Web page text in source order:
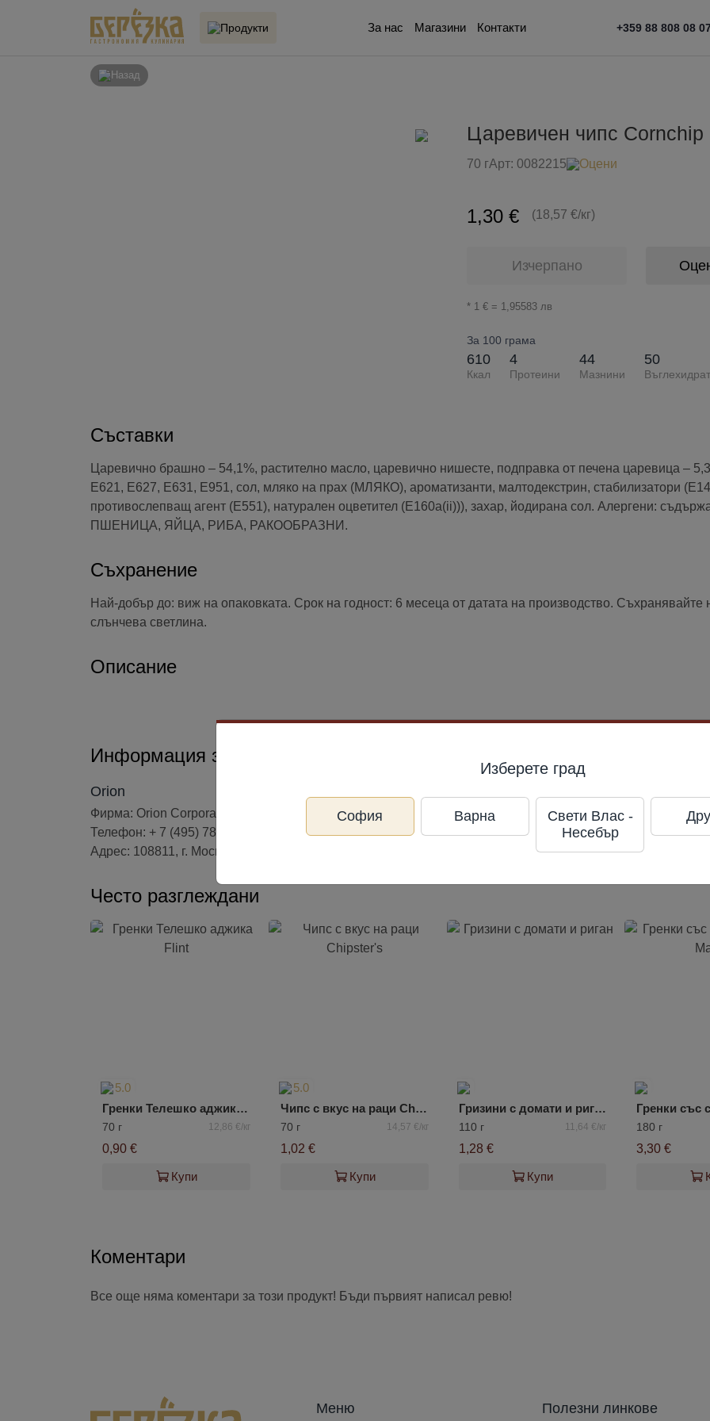
Продукти За нас Магазини Контакти +359 88 808 08
Назад
Царевичен чипс Cornchip
70 гАрт: 0082215 Оцени
1,30 € (18,57 €/кг)
Изчерпано
* 1 € = 1,95583 лв
За 100 грама
610
Ккал
4
Протеини
44
Мазнини
50
Съставки
Царевично брашно – 54,1%, растително масло, царевично нишесте, подправка от печена царевица –
E621, E627, E631, E951, сол, мляко на прах (МЛЯКО), ароматизанти, малтодекстрин, стабилизатори
противослепващ агент (E551), натурален оцветител (E160a(ii))), захар, йодирана сол. Алергени:
ПШЕНИЦА, ЯЙЦА, РИБА, РАКООБРАЗНИ.
Съхранение
Най-добър до: виж на опаковката. Срок на годност: 6 месеца от датата на производство.
слънчева светлина.
Описание
Информация за производител
Orion
Фирма: Orion Corporation
Телефон: + 7 (495) 787-99-09
Адрес: 108811, г. Москва, п. Московский, Киевское шоссе, 22-й км, домовл. 6, стр. 1
Често разглеждани
5.0
Гренки Телешко аджика Flint
70 г 12,86 €/кг
0,90 €
Купи
5.0
Чипс с вкус на раци Chipster's
70 г 14,57 €/кг
1,02 €
Купи
Гризини с домати и риган
110 г 11,64 €/кг
1,28 €
Купи
180 г
3,30 €
Коментари
Все още няма коментари за този продукт! Бъди първият написал ревю!
Меню Полезни линкове
Изберете град
София Варна
Свети Влас -
Несебър